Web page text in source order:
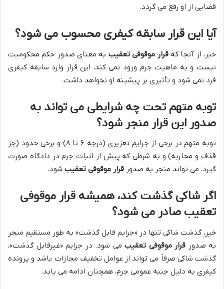
قضایی از او رفع می گردد.
آیا این قرار سابقه کیفری محسوب می شود؟
خیر، از آنجا کهقرار موقوفی تعقیب به معنای صدور حکم محکومیت
نیست و به ماهیت جرم ورود نمی کند، این قرار وارد سابقه کیفری
فرد نمی شود و تأثیری بر پیشینه او نخواهد داشت.
توبه متهم تحت چه شرایطی می تواند به
صدور این قرار منجر شود؟
توبه متهم در برخی از جرایم تعزیری (درجه ۶ تا ۸) و برخی حدود (جز
قذف و محاربه) و به شرطی که پیش از اثبات جرم در دادگاه صورت
گیرد، می تواند منجر به صدور قرار موقوفی تعقیب شود.
اگر شاکی گذشت کند، همیشه قرار موقوفی
تعقیب صادر می شود؟
خیر، گذشت شاکی تنها در «جرایم قابل گذشت» به طور مستقیم منجر
به صدور قرار موقوفی تعقیب می شود. در جرایم «غیرقابل گذشت»،
گذشت شاکی صرفاً می تواند از عوامل تخفیف مجازات باشد و پرونده
کیفری به دلیل جنبه عمومی جرم، همچنان ادامه می یابد.